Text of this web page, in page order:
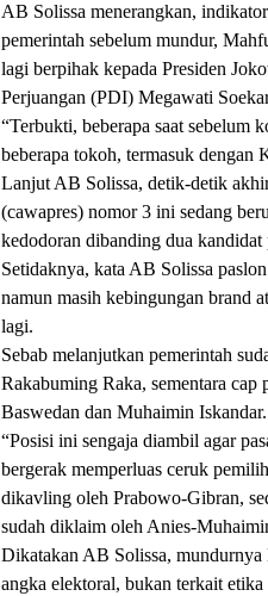
AB Solissa menerangkan,
pemerintah sebelum mundur,
lagi berpihak kepada Presiden
Perjuangan (PDI) Megawati
“Terbukti, beberapa saat sebelum
beberapa tokoh, termasuk dengan
Lanjut AB Solissa, detik-detik
(cawapres) nomor 3 ini sedang
kedodoran dibanding dua
Setidaknya, kata AB Solissa
namun masih kebingungan brand
lagi.
Sebab melanjutkan pemerintah
Rakabuming Raka, sementara cap
Baswedan dan Muhaimin Iskandar.
“Posisi ini sengaja diambil agar
bergerak memperluas ceruk
dikavling oleh Prabowo-Gibran,
sudah diklaim oleh Anies-
Dikatakan AB Solissa,
angka elektoral, bukan terkait